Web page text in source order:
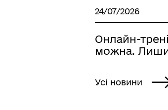
24/07/2026
Онлайн-
можна.
Усі новини